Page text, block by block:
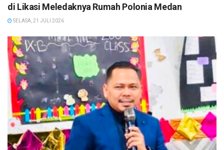
di Likasi Meledaknya Rumah Polonia Medan
SELASA, 21 JULI 2026